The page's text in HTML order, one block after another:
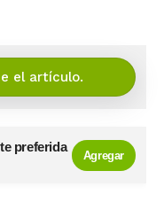
el artículo.
preferida
Agregar